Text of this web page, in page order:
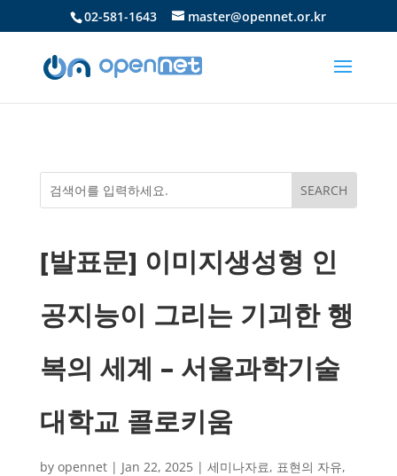
02-581-1643 master@opennet.or.kr
[발표문] 이미지생성형 인
공지능이 그리는 기괴한 행
복의 세계 – 서울과학기술
대학교 콜로키움
by opennet| Jan 22, 2025| 세미나자료, 표현의 자유,